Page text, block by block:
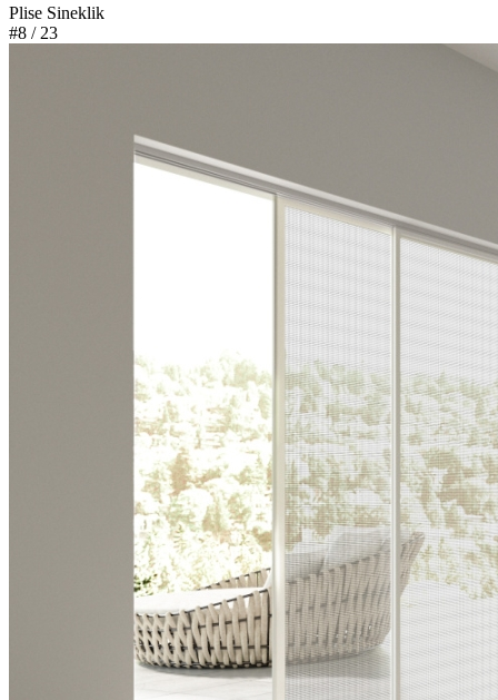
Plise Sineklik
#8 / 23